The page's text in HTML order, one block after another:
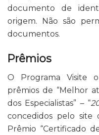
documento de
origem. Não são
documentos.
Prêmios
O Programa Visite
prêmios de “Melhor
dos Especialistas” – “
concedidos pelo
Prêmio “Certificado